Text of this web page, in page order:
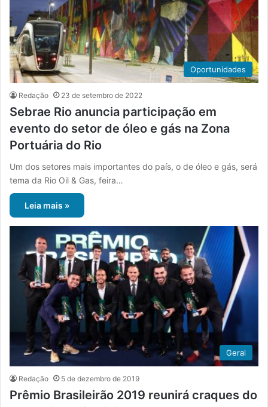
Oportunidades
Redação 23 de setembro de 2022
Sebrae Rio anuncia participação em
evento do setor de óleo e gás na Zona
Portuária do Rio
Um dos setores mais importantes do país, o de óleo e gás, será
tema da Rio Oil & Gas, feira…
Leia mais »
Geral
Redação 5 de dezembro de 2019
Prêmio Brasileirão 2019 reunirá craques do